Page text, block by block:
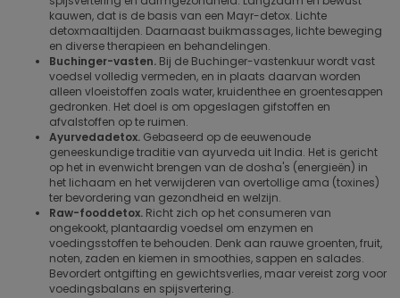
kauwen, dat is de basis van een Mayr-detox. Lichte
detoxmaaltijden. Daarnaast buikmassages, lichte beweging
en diverse therapieen en behandelingen.
Buchinger-vasten. Bij de Buchinger-vastenkuur wordt vast
voedsel volledig vermeden, en in plaats daarvan worden
alleen vloeistoffen zoals water, kruidenthee en groentesappen
gedronken. Het doel is om opgeslagen gifstoffen en
afvalstoffen op te ruimen.
Ayurvedadetox. Gebaseerd op de eeuwenoude
geneeskundige traditie van ayurveda uit India. Het is gericht
op het in evenwicht brengen van de dosha's (energieën) in
het lichaam en het verwijderen van overtollige ama (toxines)
ter bevordering van gezondheid en welzijn.
Raw-fooddetox. Richt zich op het consumeren van
ongekookt, plantaardig voedsel om enzymen en
voedingsstoffen te behouden. Denk aan rauwe groenten, fruit,
noten, zaden en kiemen in smoothies, sappen en salades.
Bevordert ontgifting en gewichtsverlies, maar vereist zorg voor
voedingsbalans en spijsvertering.